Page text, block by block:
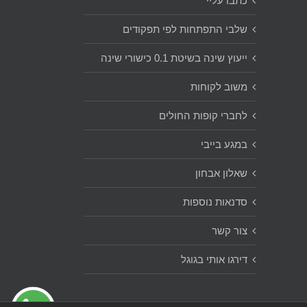
שלבי התפתחות לפי תפקודים
ייעוץ שינה בשיטת 0.1 כישורי שינה
משוב לקוחות
לחברי קופות החולים
במגע בייבי
שאלון אבחון
סדנאות נוספות
צור קשר
דירגו אותי בגוגל